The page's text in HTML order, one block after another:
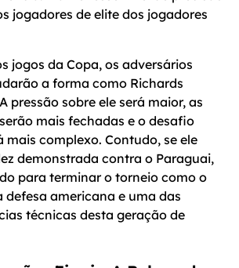
jogadores de elite dos jogadores
jogos da Copa, os adversários
a forma como Richards
pressão sobre ele será maior, as
mais fechadas e o desafio
complexo. Contudo, se ele
demonstrada contra o Paraguai,
para terminar o torneio como o
defesa americana e uma das
técnicas desta geração de